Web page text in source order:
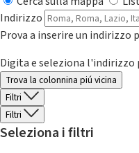
Indirizzo
Prova a inserire un indirizzo
Digita e seleziona
Trova la colonnina piú vicina
Filtri
Filtri
Seleziona i filtri